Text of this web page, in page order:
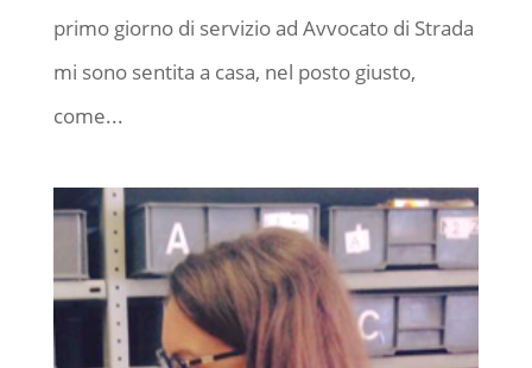
primo giorno di servizio ad Avvocato di Strada
mi sono sentita a casa, nel posto giusto,
come...